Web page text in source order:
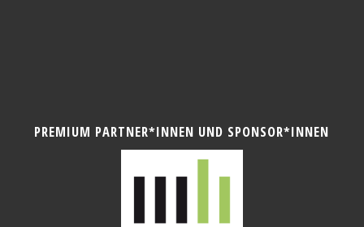
PREMIUM PARTNER*INNEN UND SPONSOR*INNEN